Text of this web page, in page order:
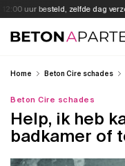
Skip
to
content
uur besteld, zelfde dag
Beton Aparte
Home Beton Cire schades
Beton Cire schades
Help, ik heb
badkamer of